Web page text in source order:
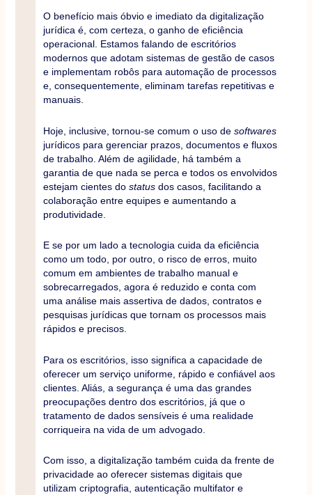
O benefício mais óbvio e imediato da digitalização
jurídica é, com certeza, o ganho de eficiência
operacional. Estamos falando de escritórios
modernos que adotam sistemas de gestão de casos
e implementam robôs para automação de processos
e, consequentemente, eliminam tarefas repetitivas e
manuais.
Hoje, inclusive, tornou-se comum o uso de softwares
jurídicos para gerenciar prazos, documentos e fluxos
de trabalho. Além de agilidade, há também a
garantia de que nada se perca e todos os envolvidos
estejam cientes do statusdos casos, facilitando a
colaboração entre equipes e aumentando a
produtividade.
E se por um lado a tecnologia cuida da eficiência
como um todo, por outro, o risco de erros, muito
comum em ambientes de trabalho manual e
sobrecarregados, agora é reduzido e conta com
uma análise mais assertiva de dados, contratos e
pesquisas jurídicas que tornam os processos mais
rápidos e precisos.
Para os escritórios, isso significa a capacidade de
oferecer um serviço uniforme, rápido e confiável aos
clientes. Aliás, a segurança é uma das grandes
preocupações dentro dos escritórios, já que o
tratamento de dados sensíveis é uma realidade
corriqueira na vida de um advogado.
Com isso, a digitalização também cuida da frente de
privacidade ao oferecer sistemas digitais que
utilizam criptografia, autenticação multifator e